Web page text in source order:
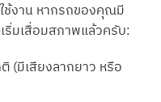
ช้งาน หากรถของคุณมี
ริ่มเสื่อมสภาพแล้วครับ:
(มีเสียงลากยาว หรือ